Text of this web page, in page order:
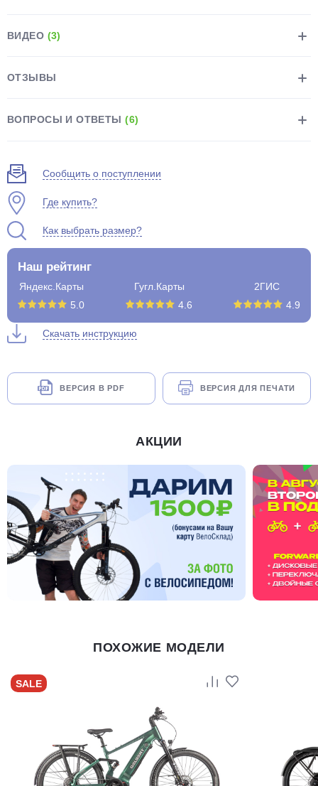
ВИДЕО (3)
ОТЗЫВЫ
ВОПРОСЫ И ОТВЕТЫ(6)
Сообщить о поступлении
Где купить?
Как выбрать размер?
Наш рейтинг
Яндекс.Карты
5.0
Гугл.Карты
4.6
2ГИС
4.9
Скачать инструкцию
ВЕРСИЯ В PDF ВЕРСИЯ ДЛЯ ПЕЧАТИ
АКЦИИ
ПОХОЖИЕ МОДЕЛИ
SALE